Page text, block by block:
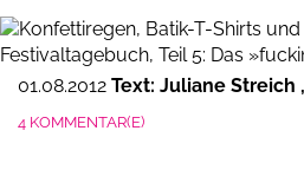
01.08.2012 Text: Juliane Streich
4 KOMMENTAR(E)